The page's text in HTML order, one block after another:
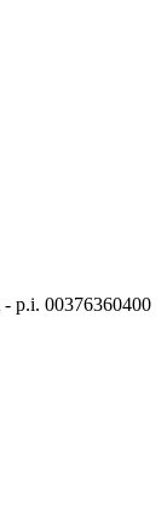
- p.i. 00376360400